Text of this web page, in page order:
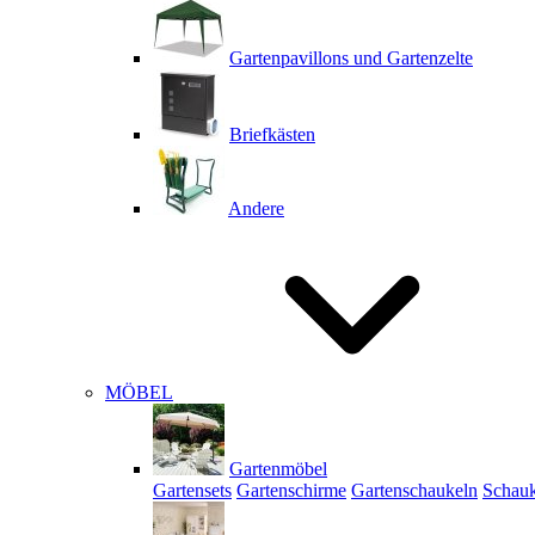
Gartenpavillons und Gartenzelte
Briefkästen
Andere
MÖBEL
Gartenmöbel
Gartensets Gartenschirme Gartenschaukeln